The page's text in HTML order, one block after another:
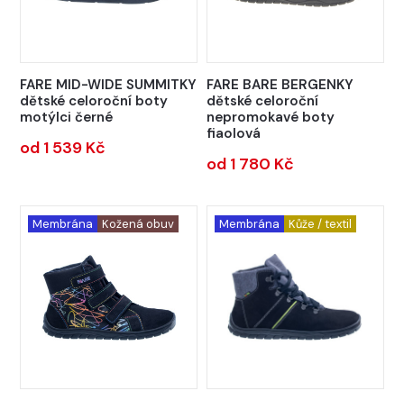
FARE MID-WIDE SUMMITKY
dětské celoroční boty
motýlci černé
od 1 539 Kč
FARE BARE BERGENKY
dětské celoroční
nepromokavé boty
fiaolová
od 1 780 Kč
Membrána Kožená obuv Membrána Kůže / textil